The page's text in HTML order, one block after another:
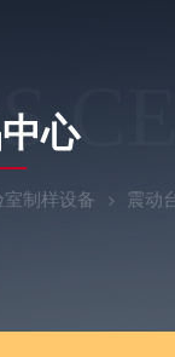
心
室制样设备 震动